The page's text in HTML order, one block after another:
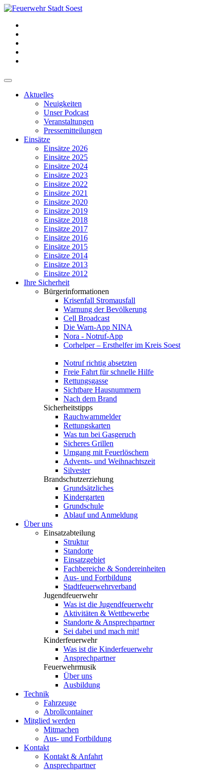
Aktuelles
Neuigkeiten
Unser Podcast
Veranstaltungen
Pressemitteilungen
Einsätze
Einsätze 2026
Einsätze 2025
Einsätze 2024
Einsätze 2023
Einsätze 2022
Einsätze 2021
Einsätze 2020
Einsätze 2019
Einsätze 2018
Einsätze 2017
Einsätze 2016
Einsätze 2015
Einsätze 2014
Einsätze 2013
Einsätze 2012
Ihre Sicherheit
Bürgerinformationen
Krisenfall Stromausfall
Warnung der Bevölkerung
Cell Broadcast
Die Warn-App NINA
Nora - Notruf-App
Corhelper – Ersthelfer im Kreis Soest
Notruf richtig absetzten
Freie Fahrt für schnelle Hilfe
Rettungsgasse
Sichtbare Hausnummern
Nach dem Brand
Sicherheitstipps
Rauchwarnmelder
Rettungskarten
Was tun bei Gasgeruch
Sicheres Grillen
Umgang mit Feuerlöschern
Advents- und Weihnachtszeit
Silvester
Brandschutzerziehung
Grundsätzliches
Kindergarten
Grundschule
Ablauf und Anmeldung
Über uns
Einsatzabteilung
Struktur
Standorte
Einsatzgebiet
Fachbereiche & Sondereinheiten
Aus- und Fortbildung
Stadtfeuerwehrverband
Jugendfeuerwehr
Was ist die Jugendfeuerwehr
Aktivitäten & Wettbewerbe
Standorte & Ansprechpartner
Sei dabei und mach mit!
Kinderfeuerwehr
Was ist die Kinderfeuerwehr
Ansprechpartner
Feuerwehrmusik
Über uns
Ausbildung
Technik
Fahrzeuge
Abrollcontainer
Mitglied werden
Mitmachen
Aus- und Fortbildung
Kontakt
Kontakt & Anfahrt
Ansprechpartner